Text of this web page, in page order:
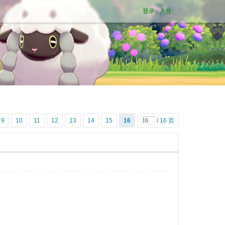
登录 入住
9 10 11 12 13 14 15 16 / 16 页